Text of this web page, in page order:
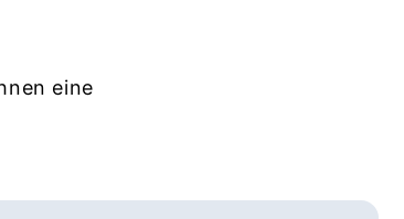
eine